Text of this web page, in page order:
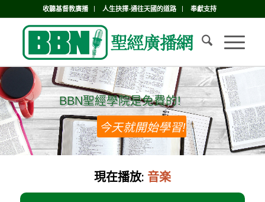
收聽基督教廣播 人生抉擇-通往天國的道路 奉獻支持
BBN聖經學院是免費的!
BBN聖經學院是免費的!
今天就開始學習!
現在播放: 音楽